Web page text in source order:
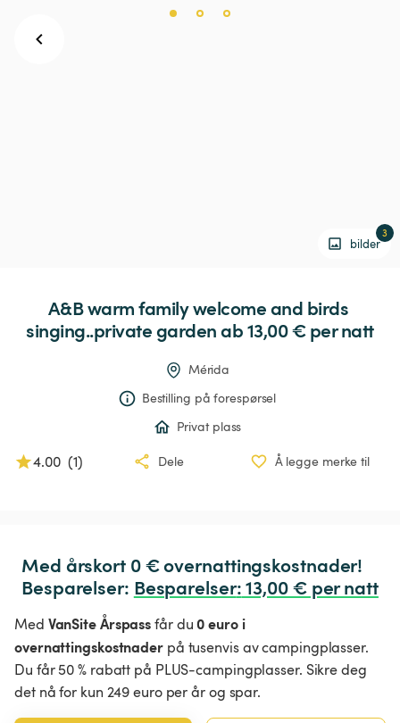
bilder
3
A&Bwarmfamilywelcomeand birds
singing..privategarden ab 13,00 € per natt
Mérida
Bestilling på forespørsel
Privat plass
4.00 (1) Dele Å legge merke til
Med årskort 0 € overnattingskostnader!
Besparelser: Besparelser: 13,00 € per natt
Med VanSite Årspassfår du0 euro i
overnattingskostnaderpå tusenvis av campingplasser.
Du får 50 % rabatt på PLUS-campingplasser. Sikre deg
det nå for kun 249 euro per år og spar.